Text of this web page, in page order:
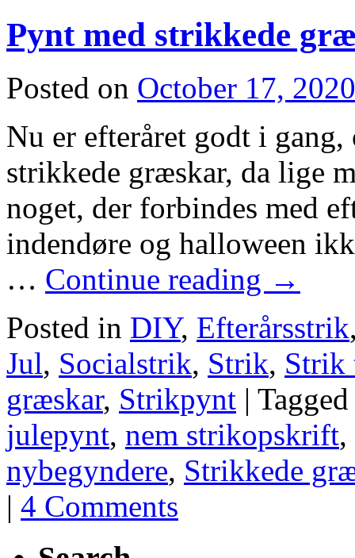
Pynt med strikkede
Posted on October 17, 2020
Nu er efteråret godt i
strikkede græskar, da lige
noget, der forbindes med
indendøre og halloween
… Continue reading →
Posted in DIY, Efterårsstrik
Jul, Socialstrik, Strik, Strik
græskar, Strikpynt | Tagged
julepynt, nem strikopskrift,
nybegyndere, Strikkede
| 4 Comments